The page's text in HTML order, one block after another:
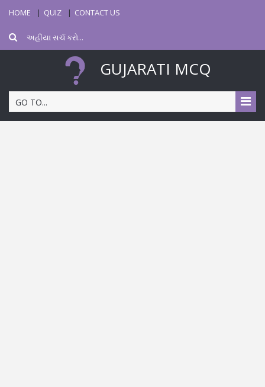
HOME QUIZ CONTACT US
GUJARATI MCQ
GO TO...